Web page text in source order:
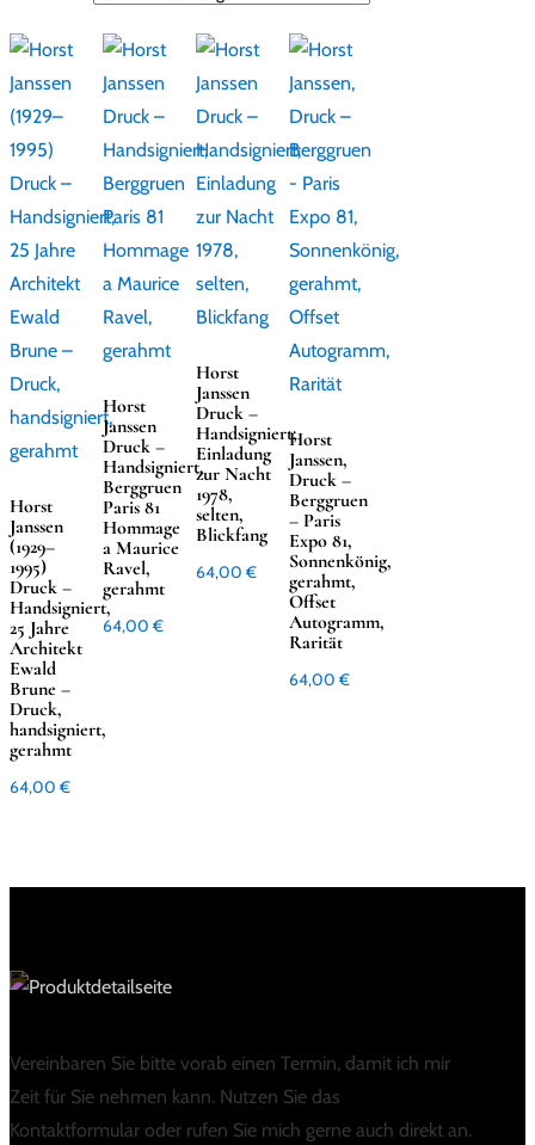
Horst
Janssen
(1929–
1995)
Druck –
Handsigniert,
25 Jahre
Architekt
Ewald
Brune –
Druck,
handsigniert,
gerahmt
64,00€
Horst
Janssen
Druck –
Handsigniert,
Berggruen
Paris 81
Hommage
a Maurice
Ravel,
gerahmt
64,00€
Horst
Janssen
Druck –
Handsigniert;
Einladung
zur Nacht
1978,
selten,
Blickfang
64,00€
Horst
Janssen,
Druck –
Berggruen
– Paris
Expo 81,
Sonnenkönig,
gerahmt,
Offset
Autogramm,
Rarität
64,00€
Vereinbaren Sie bitte vorab einen Termin, damit ich mir
Zeit für Sie nehmen kann. Nutzen Sie das
Kontaktformular oder rufen Sie mich gerne auch direkt an.